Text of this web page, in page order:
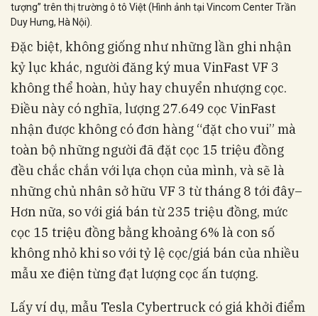
tượng” trên thị trường ô tô Việt (Hình ảnh tại Vincom Center Trần
Duy Hưng, Hà Nội).
Đặc biệt, không giống như những lần ghi nhận
kỷ lục khác, người đăng ký mua VinFast VF 3
không thể hoàn, hủy hay chuyển nhượng cọc.
Điều này có nghĩa, lượng 27.649 cọc VinFast
nhận được không có đơn hàng “đặt cho vui” mà
toàn bộ những người đã đặt cọc 15 triệu đồng
đều chắc chắn với lựa chọn của mình, và sẽ là
những chủ nhân sở hữu VF 3 từ tháng 8 tới đây–
Hơn nữa, so với giá bán từ 235 triệu đồng, mức
cọc 15 triệu đồng bằng khoảng 6% là con số
không nhỏ khi so với tỷ lệ cọc/giá bán của nhiều
mẫu xe điện từng đạt lượng cọc ấn tượng.
Lấy ví dụ, mẫu Tesla Cybertruck có giá khởi điểm